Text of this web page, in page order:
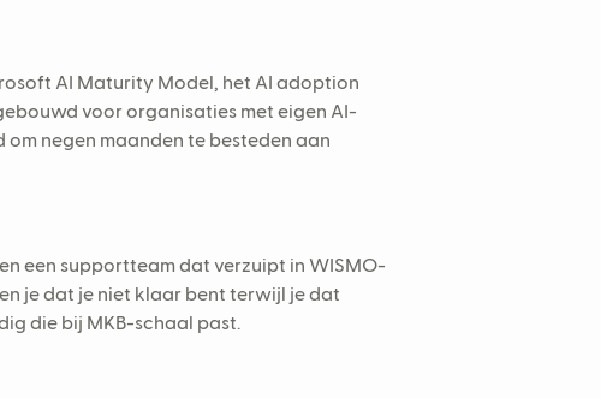
AI Maturity Model, het AI adoption
voor organisaties met eigen AI-
negen maanden te besteden aan
een supportteam dat verzuipt in WISMO-
je dat je niet klaar bent terwijl je dat
die bij MKB-schaal past.